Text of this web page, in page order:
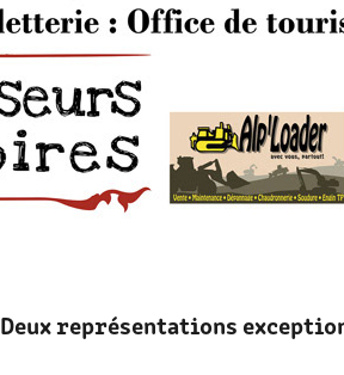
Deux représentations